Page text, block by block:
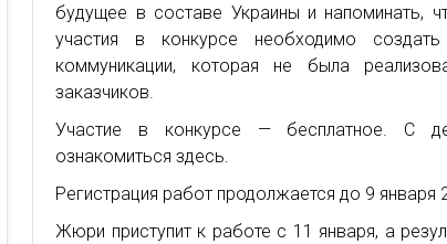
будущее в составе Украины и напоминать,
участия в конкурсе необходимо
коммуникации, которая не была
заказчиков.
Участие в конкурсе — бесплатное. С
ознакомиться здесь.
Регистрация работ продолжается до 9 января
Жюри приступит к работе с 11 января, а